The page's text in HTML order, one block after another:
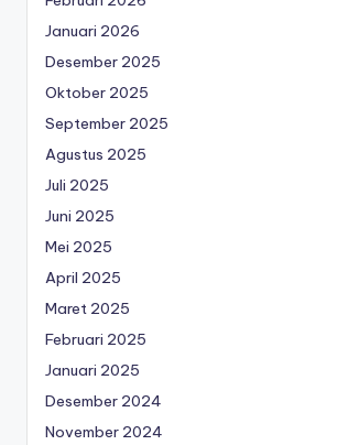
Januari 2026
Desember 2025
Oktober 2025
September 2025
Agustus 2025
Juli 2025
Juni 2025
Mei 2025
April 2025
Maret 2025
Februari 2025
Januari 2025
Desember 2024
November 2024